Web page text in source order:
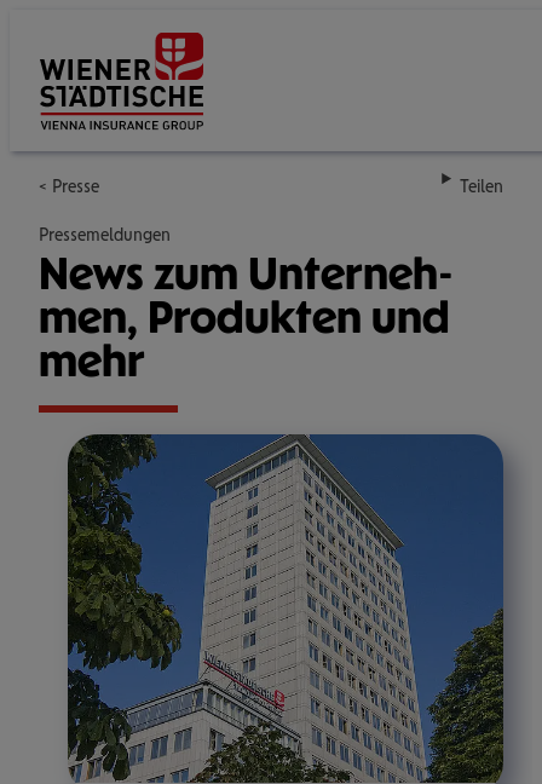
Presse Teilen
Pressemeldungen
News zum Unter­neh­
men, Pro­duk­ten und
mehr